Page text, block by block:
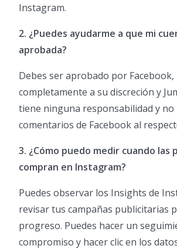
Instagram.
2. ¿Puedes ayudarme a que mi
aprobada?
Debes ser aprobado por Facebook,
completamente a su discreción y
tiene ninguna responsabilidad y no
comentarios de Facebook al
3. ¿Cómo puedo medir cuando las
compran en Instagram?
Puedes observar los Insights de
revisar tus campañas publicitarias
progreso. Puedes hacer un
compromiso y hacer clic en los